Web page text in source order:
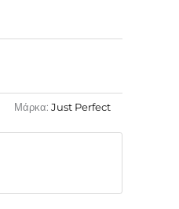
Μάρκα: Just Perfect